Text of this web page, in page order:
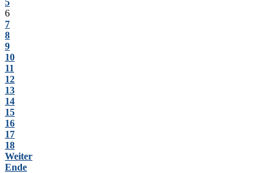
6
7
8
9
10
11
12
13
14
15
16
17
18
Weiter
Ende